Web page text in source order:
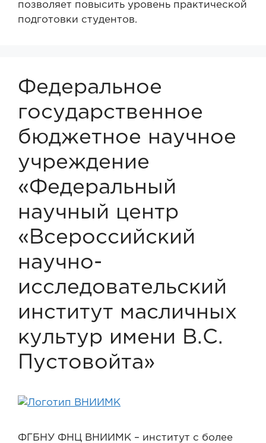
позволяет повысить уровень практической
подготовки студентов.
Федеральное
государственное
бюджетное научное
учреждение
«Федеральный
научный центр
«Всероссийский
научно-
исследовательский
институт масличных
культур имени В.С.
Пустовойта»
ФГБНУ ФНЦ ВНИИМК – институт с более